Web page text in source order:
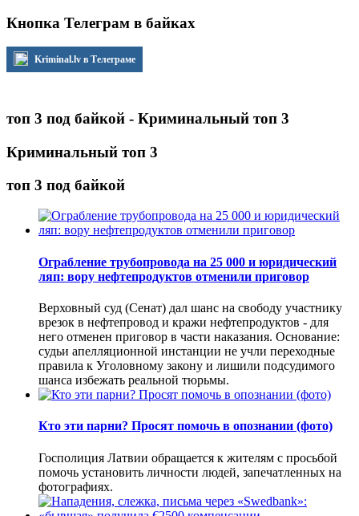
Кнопка Телеграм в байках
Kriminal.lv в Телеграме
топ 3 под байкой - Криминальный топ 3
Криминальный топ 3
топ 3 под байкой
Ограбление трубопровода на 25 000 и юридический
ляп: вору нефтепродуктов отменили приговор
Верховный суд (Сенат) дал шанс на свободу участнику
врезок в нефтепровод и кражи нефтепродуктов - для
него отменен приговор в части наказания. Основание:
судьи апелляционной инстанции не учли переходные
правила к Уголовному закону и лишили подсудимого
шанса избежать реальной тюрьмы.
Кто эти парни? Просят помочь в опознании (фото)
Госполиция Латвии обращается к жителям с просьбой
помочь установить личности людей, запечатленных на
фотографиях.